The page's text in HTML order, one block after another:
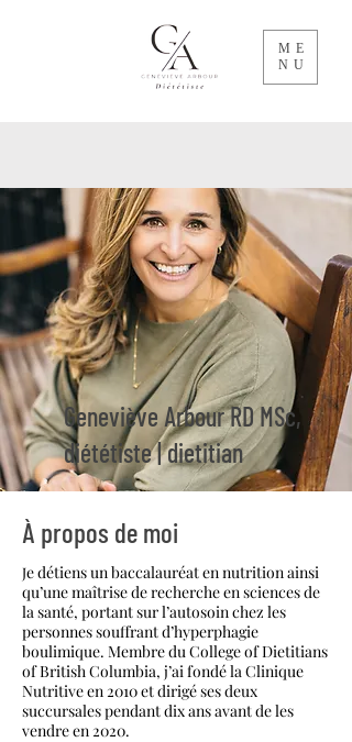
ME
NU
Geneviève Arbour RD MSc,
diététiste | dietitian
À propos de moi
Je détiens un baccalauréat en nutrition ainsi
qu’une maîtrise de recherche en sciences de
la santé, portant sur l’autosoin chez les
personnes souffrant d’hyperphagie
boulimique. Membre du College of Dietitians
of British Columbia, j’ai fondé la Clinique
Nutritive en 2010 et dirigé ses deux
succursales pendant dix ans avant de les
vendre en 2020.